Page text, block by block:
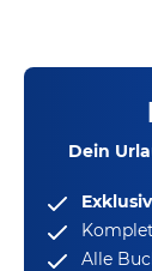
Dein
Alle